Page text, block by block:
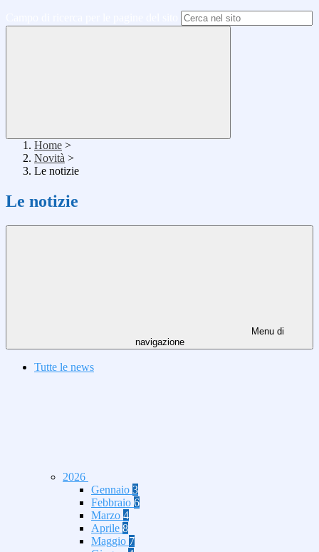
Home >
Novità >
Le notizie
Le notizie
Menu di
navigazione
Tutte le news
2026
Gennaio 3
Febbraio 6
Marzo 4
Aprile 8
Maggio 7